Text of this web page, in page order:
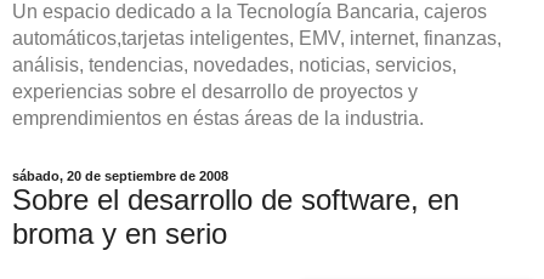
Un espacio dedicado a la Tecnología Bancaria, cajeros
automáticos,tarjetas inteligentes, EMV, internet, finanzas,
análisis, tendencias, novedades, noticias, servicios,
experiencias sobre el desarrollo de proyectos y
emprendimientos en éstas áreas de la industria.
sábado, 20 de septiembre de 2008
Sobre el desarrollo de software, en
broma y en serio